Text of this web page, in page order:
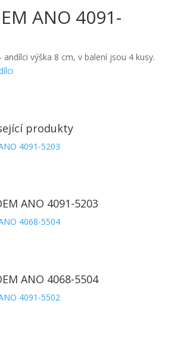
ANO 4091-
andílci výška 8 cm, v balení jsou 4 kusy.
produkty
ANO 4091-5203
ANO 4068-5504